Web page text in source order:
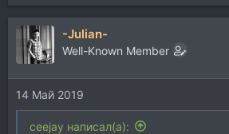
е
а
и
и
:
-Julian-
Well-Known Member
14 Май 2019
ceejay написал(а):